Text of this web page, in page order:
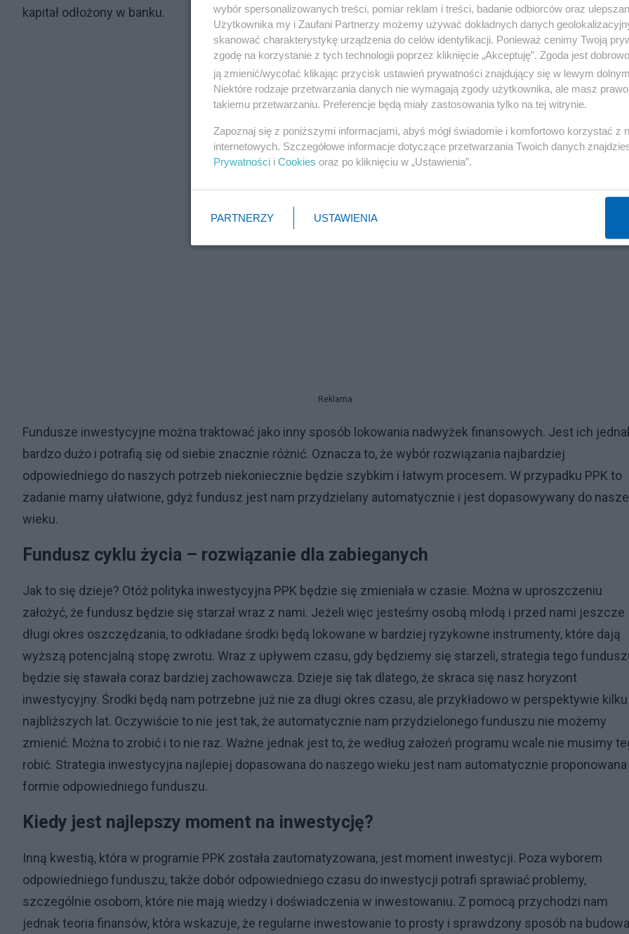
kapitał odłożony w banku.
Reklama
Fundusze inwestycyjne można traktować jako inny sposób lokowania nadwyżek finansowych. Jest ich
bardzo dużo i potrafią się od siebie znacznie różnić. Oznacza to, że wybór rozwiązania najbardziej
odpowiedniego do naszych potrzeb niekoniecznie będzie szybkim i łatwym procesem. W przypadku PPK to
zadanie mamy ułatwione, gdyż fundusz jest nam przydzielany automatycznie i jest dopasowywany do
wieku.
Fundusz cyklu życia – rozwiązanie dla zabieganych
Jak to się dzieje? Otóż polityka inwestycyjna PPK będzie się zmieniała w czasie. Można w uproszczeniu
założyć, że fundusz będzie się starzał wraz z nami. Jeżeli więc jesteśmy osobą młodą i przed nami jeszcze
długi okres oszczędzania, to odkładane środki będą lokowane w bardziej ryzykowne instrumenty, które dają
wyższą potencjalną stopę zwrotu. Wraz z upływem czasu, gdy będziemy się starzeli, strategia tego
będzie się stawała coraz bardziej zachowawcza. Dzieje się tak dlatego, że skraca się nasz horyzont
inwestycyjny. Środki będą nam potrzebne już nie za długi okres czasu, ale przykładowo w perspektywie kilku
najbliższych lat. Oczywiście to nie jest tak, że automatycznie nam przydzielonego funduszu nie możemy
zmienić. Można to zrobić i to nie raz. Ważne jednak jest to, że według założeń programu wcale nie musimy
robić. Strategia inwestycyjna najlepiej dopasowana do naszego wieku jest nam automatycznie proponowana
formie odpowiedniego funduszu.
Kiedy jest najlepszy moment na inwestycję?
Inną kwestią, która w programie PPK została zautomatyzowana, jest moment inwestycji. Poza wyborem
odpowiedniego funduszu, także dobór odpowiedniego czasu do inwestycji potrafi sprawiać problemy,
szczególnie osobom, które nie mają wiedzy i doświadczenia w inwestowaniu. Z pomocą przychodzi nam
jednak teoria finansów, która wskazuje, że regularne inwestowanie to prosty i sprawdzony sposób na
wybór spersonalizowanych treści, pomiar reklam i treści, badanie odbiorców oraz
Użytkownika my i Zaufani Partnerzy możemy używać dokładnych danych
skanować charakterystykę urządzenia do celów identyfikacji. Ponieważ cenimy Twoją
zgodę na korzystanie z tych technologii poprzez kliknięcie „Akceptuję”. Zgoda jest
ją zmienić/wycofać klikając przycisk ustawień prywatności znajdujący się w lewym
Niektóre rodzaje przetwarzania danych nie wymagają zgody użytkownika, ale masz
takiemu przetwarzaniu. Preferencje będą miały zastosowania tylko na tej witrynie.
Zapoznaj się z poniższymi informacjami, abyś mógł świadomie i komfortowo korzystać z
internetowych. Szczegółowe informacje dotyczące przetwarzania Twoich danych
Prywatności i Cookies oraz po kliknięciu w „Ustawienia”.
PARTNERZY USTAWIENIA